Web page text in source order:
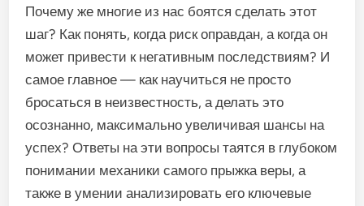
Почему же многие из нас боятся сделать этот
шаг? Как понять, когда риск оправдан, а когда он
может привести к негативным последствиям? И
самое главное — как научиться не просто
бросаться в неизвестность, а делать это
осознанно, максимально увеличивая шансы на
успех? Ответы на эти вопросы таятся в глубоком
понимании механики самого прыжка веры, а
также в умении анализировать его ключевые